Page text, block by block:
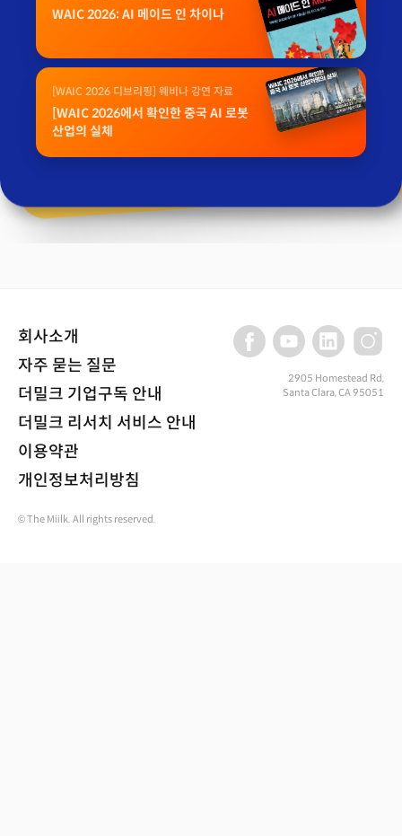
WAIC 2026: AI 메이드 인 차이나
[WAIC 2026 디브리핑] 웨비나 강연 자료
[WAIC 2026에서 확인한 중국 AI 로봇
산업의 실체
회사소개
자주 묻는 질문
더밀크 기업구독 안내
더밀크 리서치 서비스 안내
이용약관
개인정보처리방침
2905 Homestead Rd,
Santa Clara, CA 95051
© The Miilk. All rights reserved.